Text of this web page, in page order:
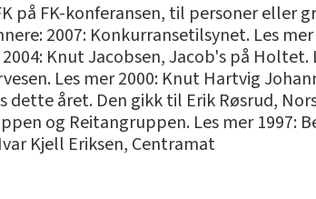
på FK-konferansen, til personer eller
2007: Konkurransetilsynet. Les mer
Knut Jacobsen, Jacob's på Holtet.
Les mer 2000: Knut Hartvig
året. Den gikk til Erik Røsrud,
og Reitangruppen. Les mer 1997:
Kjell Eriksen, Centramat